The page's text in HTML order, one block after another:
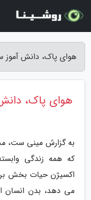
هوای پاک، دانش
هوای پاک،
به گزارش مینی ست،
که همه زندگی
اکسیژن حیات بخش
می دهد، بدن انسان